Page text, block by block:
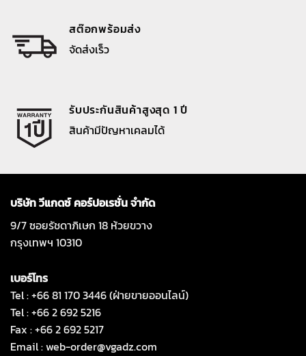
สต๊อกพร้อมส่ง
จัดส่งเร็ว
รับประกันสินค้าสูงสุด 1 ปี
สินค้ามีปัญหาเคลมได้
บริษัท วีแกดซ์ คอร์ปอเรชั่น จำกัด
9/7 ซอยรัชดาภิเษก 18 ห้วยขวาง
กรุงเทพฯ 10310
เบอร์โทร
Tel : +66 81 170 3446 (ฝ่ายขายออนไลน์)
Tel : +66 2 692 5216
Fax : +66 2 692 5217
Email :web-order@vgadz.com